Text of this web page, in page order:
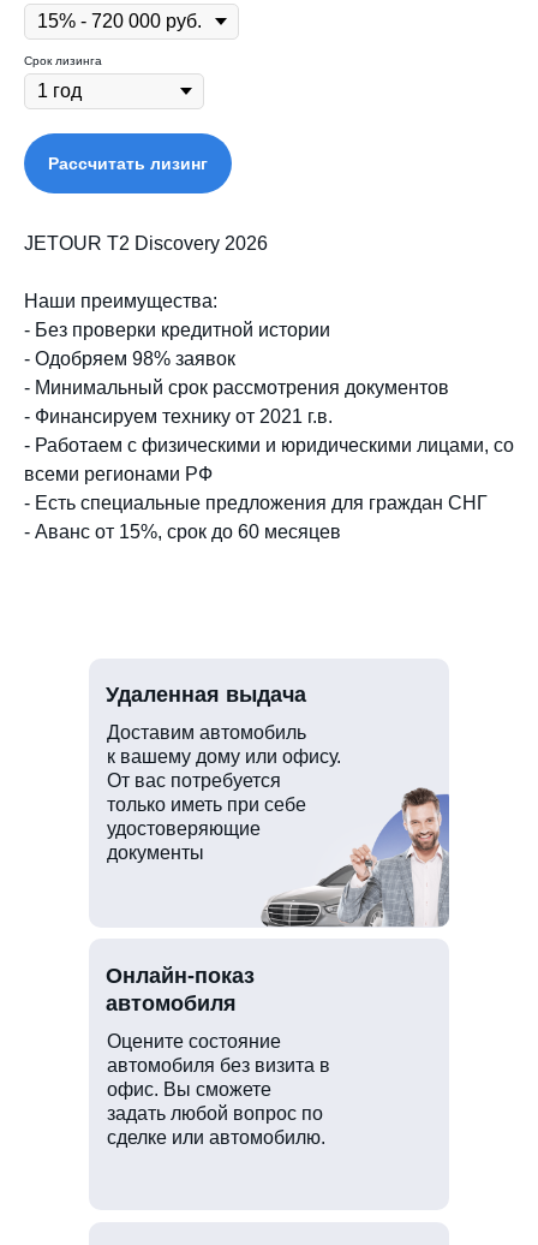
Срок лизинга
Рассчитать лизинг
JETOUR T2 Discovery 2026
Наши преимущества:
- Без проверки кредитной истории
- Одобряем 98% заявок
- Минимальный срок рассмотрения документов
- Финансируем технику от 2021 г.в.
- Работаем с физическими и юридическими лицами, со
всеми регионами РФ
- Есть специальные предложения для граждан СНГ
- Аванс от 15%, срок до 60 месяцев
Доставим автомобиль
к вашему дому или офису.
От вас потребуется
только иметь при себе
удостоверяющие
документы
Оцените состояние
автомобиля без визита в
офис. Вы сможете
задать любой вопрос по
сделке или автомобилю.
Удаленная выдача
Онлайн-показ
автомобиля